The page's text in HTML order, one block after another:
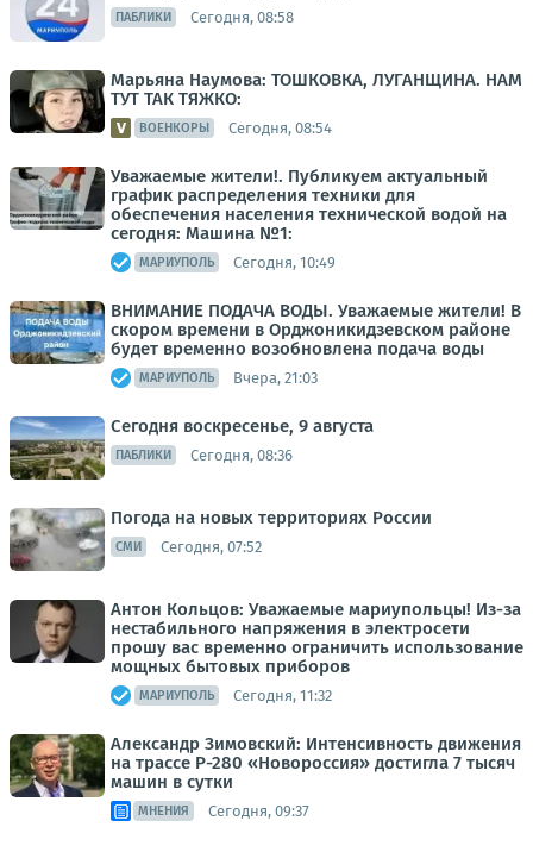
ПАБЛИКИ Сегодня, 08:58
Марьяна Наумова: ТОШКОВКА, ЛУГАНЩИНА. НАМ
ТУТ ТАК ТЯЖКО:
ВОЕНКОРЫ Сегодня, 08:54
Уважаемые жители!. Публикуем актуальный
график распределения техники для
обеспечения населения технической водой на
сегодня: Машина №1:
МАРИУПОЛЬ Сегодня, 10:49
ВНИМАНИЕ ПОДАЧА ВОДЫ. Уважаемые жители! В
скором времени в Орджоникидзевском районе
будет временно возобновлена подача воды
МАРИУПОЛЬ Вчера, 21:03
Сегодня воскресенье, 9 августа
ПАБЛИКИ Сегодня, 08:36
Погода на новых территориях России
СМИ Сегодня, 07:52
Антон Кольцов: Уважаемые мариупольцы! Из-за
нестабильного напряжения в электросети
прошу вас временно ограничить использование
мощных бытовых приборов
МАРИУПОЛЬ Сегодня, 11:32
Александр Зимовский: Интенсивность движения
на трассе Р-280 «Новороссия» достигла 7 тысяч
машин в сутки
МНЕНИЯ Сегодня, 09:37